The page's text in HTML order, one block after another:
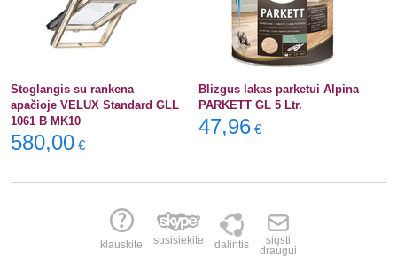
Stoglangis su rankena
apačioje VELUX Standard GLL
1061 B MK10
580,00 €
Blizgus lakas parketui Alpina
PARKETT GL 5 Ltr.
47,96 €
klauskite susisiekite dalintis
siųsti
draugui